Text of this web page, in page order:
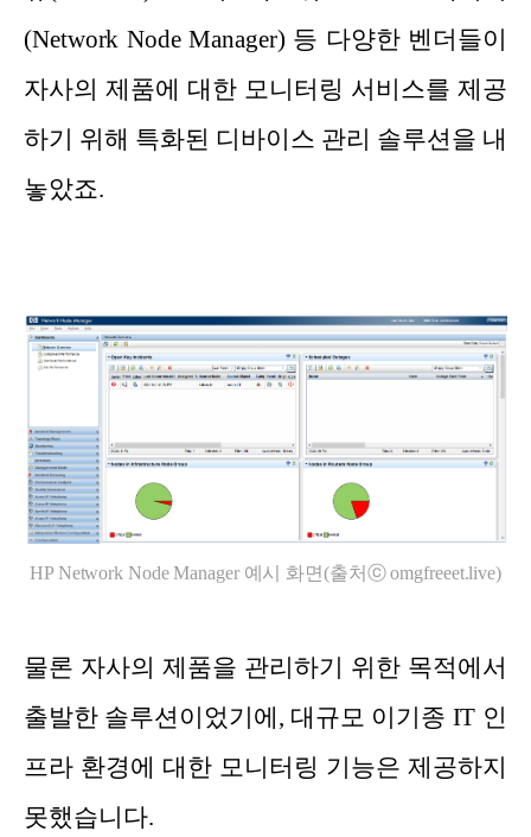
(Network Node Manager) 등 다양한 벤더들이
자사의 제품에 대한 모니터링 서비스를 제공
하기 위해 특화된 디바이스 관리 솔루션을 내
놓았죠.
HP Network Node Manager 예시 화면(출처ⓒ omgfreeet.live)
물론 자사의 제품을 관리하기 위한 목적에서
출발한 솔루션이었기에, 대규모 이기종 IT 인
프라 환경에 대한 모니터링 기능은 제공하지
못했습니다.